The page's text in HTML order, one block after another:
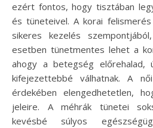
ezért fontos, hogy tisztában
és tüneteivel. A korai
sikeres kezelés
esetben tünetmentes lehet a
ahogy a betegség
kifejezettebbé válhatnak. A
érdekében elengedhetetlen,
jeleire. A méhrák tünetei
kevésbé súlyos